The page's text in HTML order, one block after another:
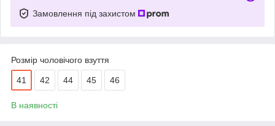
Замовлення під захистом
Розмір чоловічого взуття
41 42 44 45 46
В наявності